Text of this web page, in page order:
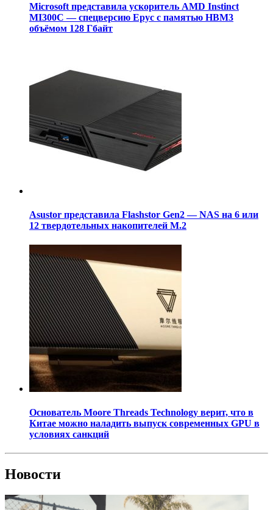
Microsoft представила ускоритель AMD Instinct
MI300C — спецверсию Epyc с памятью HBM3
объёмом 128 Гбайт
Asustor представила Flashstor Gen2 — NAS на 6 или
12 твердотельных накопителей M.2
Основатель Moore Threads Technology верит, что в
Китае можно наладить выпуск современных GPU в
условиях санкций
Новости